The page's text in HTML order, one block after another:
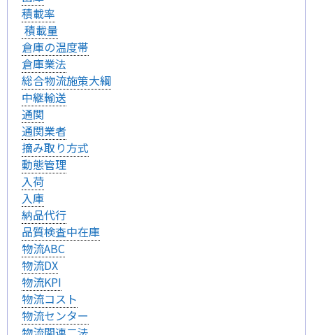
積載率
積載量
倉庫の温度帯
倉庫業法
総合物流施策大綱
中継輸送
通関
通関業者
摘み取り方式
動態管理
入荷
入庫
納品代行
品質検査中在庫
物流ABC
物流DX
物流KPI
物流コスト
物流センター